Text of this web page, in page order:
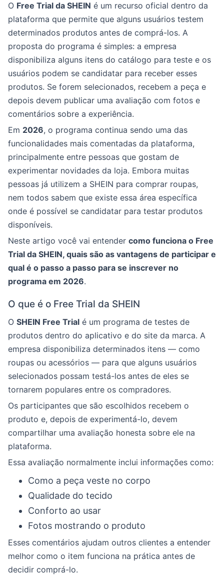
O Free Trial da SHEIN é um recurso oficial dentro da
plataforma que permite que alguns usuários testem
determinados produtos antes de comprá-los. A
proposta do programa é simples: a empresa
disponibiliza alguns itens do catálogo para teste e os
usuários podem se candidatar para receber esses
produtos. Se forem selecionados, recebem a peça e
depois devem publicar uma avaliação com fotos e
comentários sobre a experiência.
Em 2026, o programa continua sendo uma das
funcionalidades mais comentadas da plataforma,
principalmente entre pessoas que gostam de
experimentar novidades da loja. Embora muitas
pessoas já utilizem a SHEIN para comprar roupas,
nem todos sabem que existe essa área específica
onde é possível se candidatar para testar produtos
disponíveis.
Neste artigo você vai entender como funciona o Free
Trial da SHEIN, quais são as vantagens de participar e
qual é o passo a passo para se inscrever no
programa em 2026.
O que é o Free Trial da SHEIN
O SHEIN Free Trial é um programa de testes de
produtos dentro do aplicativo e do site da marca. A
empresa disponibiliza determinados itens — como
roupas ou acessórios — para que alguns usuários
selecionados possam testá-los antes de eles se
tornarem populares entre os compradores.
Os participantes que são escolhidos recebem o
produto e, depois de experimentá-lo, devem
compartilhar uma avaliação honesta sobre ele na
plataforma.
Essa avaliação normalmente inclui informações como:
Como a peça veste no corpo
Qualidade do tecido
Conforto ao usar
Fotos mostrando o produto
Esses comentários ajudam outros clientes a entender
melhor como o item funciona na prática antes de
decidir comprá-lo.